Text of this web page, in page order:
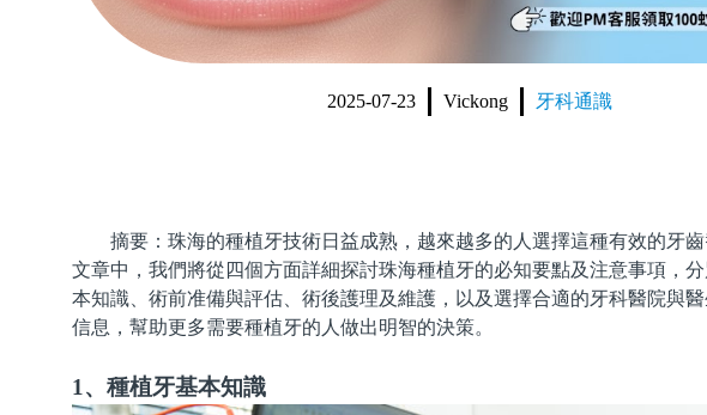
2025-07-23 Vickong 牙科通識
摘要：珠海的種植牙技術日益成熟，越來越多的人選擇這種有效的牙齒
文章中，我們將從四個方面詳細探討珠海種植牙的必知要點及注意事項，
本知識、術前准備與評估、術後護理及維護，以及選擇合適的牙科醫院與
信息，幫助更多需要種植牙的人做出明智的決策。
1、種植牙基本知識